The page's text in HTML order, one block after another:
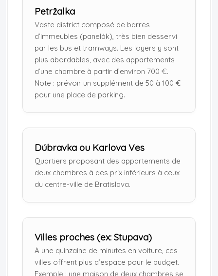
Petržalka
Vaste district composé de barres
d’immeubles (panelák), très bien desservi
par les bus et tramways. Les loyers y sont
plus abordables, avec des appartements
d’une chambre à partir d’environ 700 €.
Note : prévoir un supplément de 50 à 100 €
pour une place de parking.
Dúbravka ou Karlova Ves
Quartiers proposant des appartements de
deux chambres à des prix inférieurs à ceux
du centre-ville de Bratislava.
Villes proches (ex: Stupava)
À une quinzaine de minutes en voiture, ces
villes offrent plus d’espace pour le budget.
Exemple : une maison de deux chambres se